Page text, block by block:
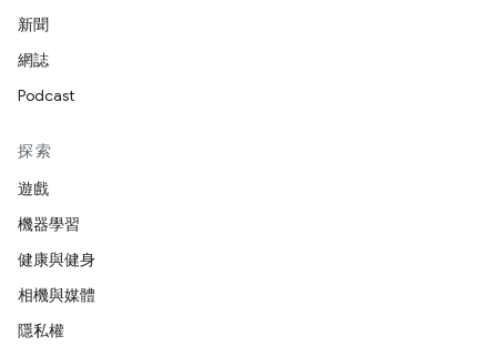
新聞
網誌
Podcast
探索
遊戲
機器學習
健康與健身
相機與媒體
隱私權